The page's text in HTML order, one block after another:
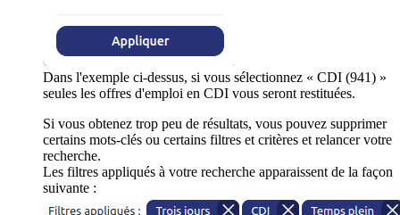
Dans l'exemple ci-dessus, si vous sélectionnez « CDI (941) »
seules les offres d'emploi en CDI vous seront restituées.
Si vous obtenez trop peu de résultats, vous pouvez supprimer
certains mots-clés ou certains filtres et critères et relancer votre
recherche.
Les filtres appliqués à votre recherche apparaissent de la façon
suivante :